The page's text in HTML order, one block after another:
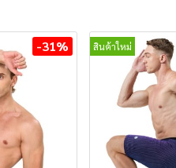
-31% สินค้าใหม่